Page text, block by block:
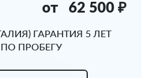
ГАРАНТИЯ 5 ЛЕТ
ПРОБЕГУ
от 62 500 ₽